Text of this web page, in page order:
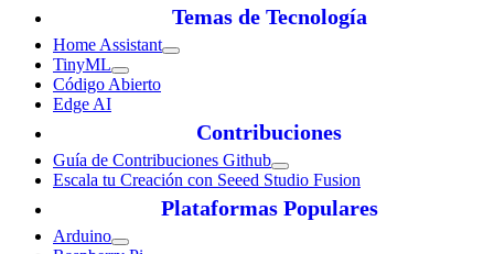
Temas de Tecnología
Home Assistant
TinyML
Código Abierto
Edge AI
Contribuciones
Guía de Contribuciones Github
Escala tu Creación con Seeed Studio Fusion
Plataformas Populares
Arduino